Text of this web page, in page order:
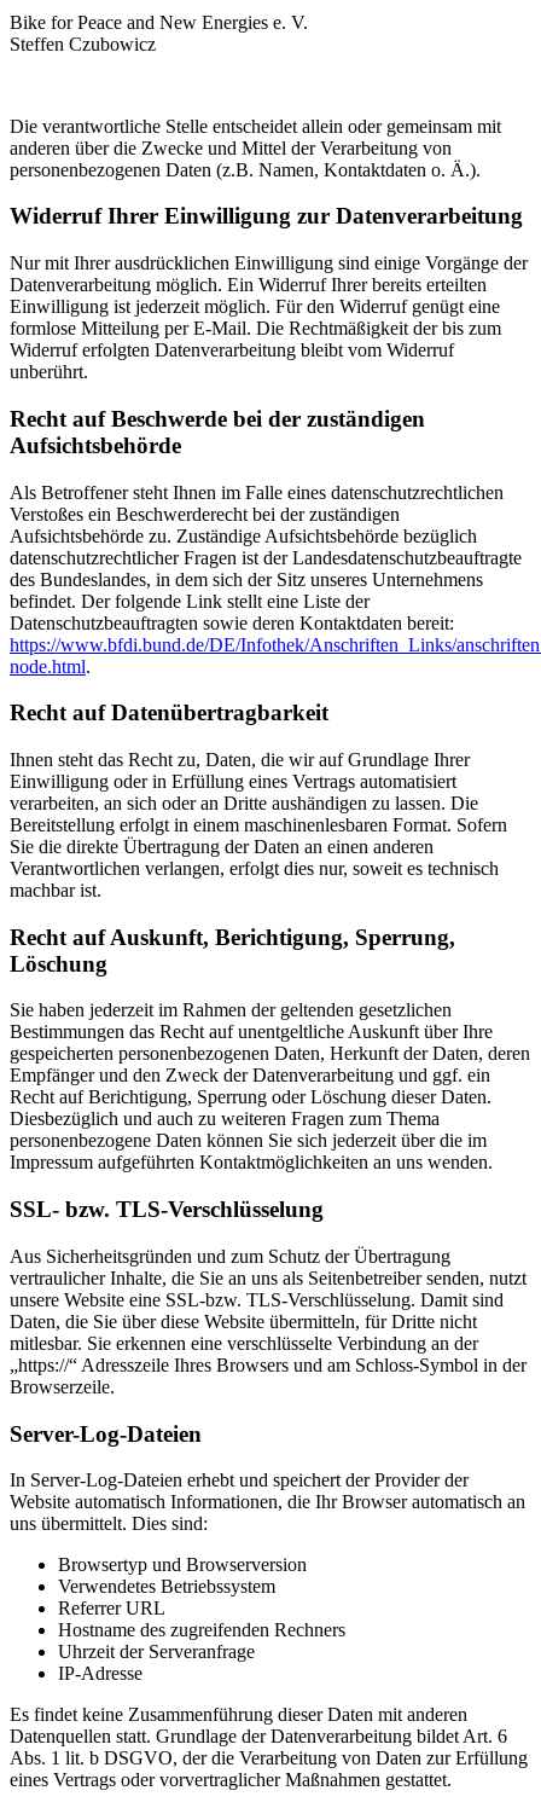
Bike for Peace and New Energies e. V.
Steffen Czubowicz
Die verantwortliche Stelle entscheidet allein oder gemeinsam mit
anderen über die Zwecke und Mittel der Verarbeitung von
personenbezogenen Daten (z.B. Namen, Kontaktdaten o. Ä.).
Widerruf Ihrer Einwilligung zur Datenverarbeitung
Nur mit Ihrer ausdrücklichen Einwilligung sind einige Vorgänge der
Datenverarbeitung möglich. Ein Widerruf Ihrer bereits erteilten
Einwilligung ist jederzeit möglich. Für den Widerruf genügt eine
formlose Mitteilung per E-Mail. Die Rechtmäßigkeit der bis zum
Widerruf erfolgten Datenverarbeitung bleibt vom Widerruf
unberührt.
Recht auf Beschwerde bei der zuständigen
Aufsichtsbehörde
Als Betroffener steht Ihnen im Falle eines datenschutzrechtlichen
Verstoßes ein Beschwerderecht bei der zuständigen
Aufsichtsbehörde zu. Zuständige Aufsichtsbehörde bezüglich
datenschutzrechtlicher Fragen ist der Landesdatenschutzbeauftragte
des Bundeslandes, in dem sich der Sitz unseres Unternehmens
befindet. Der folgende Link stellt eine Liste der
Datenschutzbeauftragten sowie deren Kontaktdaten bereit:
https://www.bfdi.bund.de/DE/Infothek/Anschriften_Links/
node.html.
Recht auf Datenübertragbarkeit
Ihnen steht das Recht zu, Daten, die wir auf Grundlage Ihrer
Einwilligung oder in Erfüllung eines Vertrags automatisiert
verarbeiten, an sich oder an Dritte aushändigen zu lassen. Die
Bereitstellung erfolgt in einem maschinenlesbaren Format. Sofern
Sie die direkte Übertragung der Daten an einen anderen
Verantwortlichen verlangen, erfolgt dies nur, soweit es technisch
machbar ist.
Recht auf Auskunft, Berichtigung, Sperrung,
Löschung
Sie haben jederzeit im Rahmen der geltenden gesetzlichen
Bestimmungen das Recht auf unentgeltliche Auskunft über Ihre
gespeicherten personenbezogenen Daten, Herkunft der Daten, deren
Empfänger und den Zweck der Datenverarbeitung und ggf. ein
Recht auf Berichtigung, Sperrung oder Löschung dieser Daten.
Diesbezüglich und auch zu weiteren Fragen zum Thema
personenbezogene Daten können Sie sich jederzeit über die im
Impressum aufgeführten Kontaktmöglichkeiten an uns wenden.
SSL- bzw. TLS-Verschlüsselung
Aus Sicherheitsgründen und zum Schutz der Übertragung
vertraulicher Inhalte, die Sie an uns als Seitenbetreiber senden, nutzt
unsere Website eine SSL-bzw. TLS-Verschlüsselung. Damit sind
Daten, die Sie über diese Website übermitteln, für Dritte nicht
mitlesbar. Sie erkennen eine verschlüsselte Verbindung an der
„https://“ Adresszeile Ihres Browsers und am Schloss-Symbol in der
Browserzeile.
Server-Log-Dateien
In Server-Log-Dateien erhebt und speichert der Provider der
Website automatisch Informationen, die Ihr Browser automatisch an
uns übermittelt. Dies sind:
Browsertyp und Browserversion
Verwendetes Betriebssystem
Referrer URL
Hostname des zugreifenden Rechners
Uhrzeit der Serveranfrage
IP-Adresse
Es findet keine Zusammenführung dieser Daten mit anderen
Datenquellen statt. Grundlage der Datenverarbeitung bildet Art. 6
Abs. 1 lit. b DSGVO, der die Verarbeitung von Daten zur Erfüllung
eines Vertrags oder vorvertraglicher Maßnahmen gestattet.